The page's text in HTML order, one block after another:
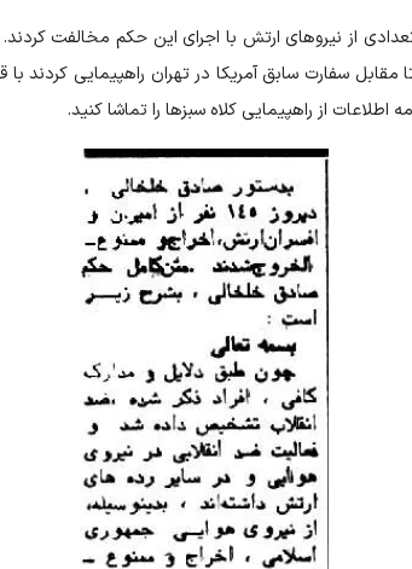
سفارت سابق آمریکا در تهران راهپیمایی کردند با
از راهپیمایی کلاه سبز‌ها را تماشا کنید.